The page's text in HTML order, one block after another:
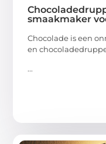
smaakmaker
Chocolade is een
en
...